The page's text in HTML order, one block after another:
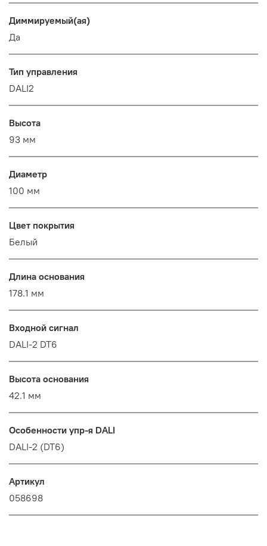
Диммируемый(ая)
Да
Тип управления
DALI2
Высота
93 мм
Диаметр
100 мм
Цвет покрытия
Белый
Длина основания
178.1 мм
Входной сигнал
DALI-2 DT6
Высота основания
42.1 мм
Особенности упр-я DALI
DALI-2 (DT6)
Артикул
058698